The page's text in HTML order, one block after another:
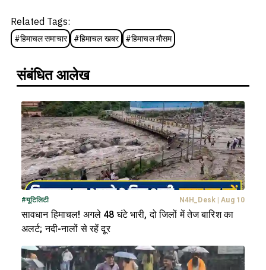
Related Tags:
#हिमाचल समाचार #हिमाचल खबर #हिमाचल मौसम
संबंधित आलेख
#यूटिलिटी N4H_Desk| Aug 10
सावधान हिमाचल! अगले 48 घंटे भारी, दो जिलों में तेज बारिश का
अलर्ट; नदी-नालों से रहें दूर